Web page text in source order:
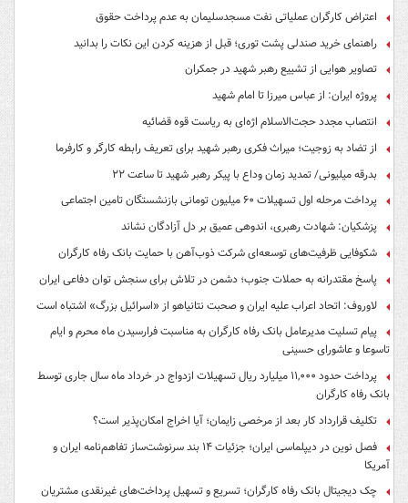
اعتراض کارگران عملیاتی نفت مسجدسلیمان به عدم پرداخت حقوق
راهنمای خرید صندلی پشت توری؛ قبل از هزینه کردن این نکات را بدانید
تصاویر هوایی از تشییع رهبر شهید در جمکران
پروژه ایران: از عباس میرزا تا امام شهید
انتصاب مجدد حجت‌الاسلام اژه‌ای به ریاست قوه‌ قضائیه
از تضاد به زوجیت؛ میراث فکری رهبر شهید برای تعریف رابطه کارگر و کارفرما
بدرقه میلیونی/ تمدید زمان وداع با پیکر رهبر شهید تا ساعت ۲۲
پرداخت مرحله اول تسهیلات ۶۰ میلیون تومانی بازنشستگان تامین اجتماعی
پزشکیان: شهادت رهبری، اندوهی عمیق بر دل آزادگان نشاند
شکوفایی ظرفیت‌های توسعه‌ای شرکت ذوب‌آهن با حمایت‌ بانک رفاه کارگران
پاسخ مقتدرانه به حملات جنوب؛ دشمن در تلاش برای سنجش توان دفاعی ایران
لاوروف: اتحاد اعراب علیه ایران و صحبت نتانیاهو از «اسرائیل بزرگ» اشتباه است
پیام تسلیت مدیرعامل بانک رفاه کارگران به مناسبت فرارسیدن ماه محرم و ایام
تاسوعا و عاشورای حسینی
پرداخت حدود ۱۱,۰۰۰ میلیارد ریال تسهیلات ازدواج در خرداد ماه سال جاری توسط
بانک رفاه کارگران
تکلیف قرارداد کار بعد از مرخصی زایمان؛ آیا اخراج امکان‌پذیر است؟
فصل نوین در دیپلماسی ایران؛ جزئیات ۱۴ بند سرنوشت‌ساز تفاهم‌نامه ایران و
آمریکا
چک دیجیتال بانک رفاه کارگران؛ تسریع و تسهیل پرداخت‌های غیرنقدی مشتریان